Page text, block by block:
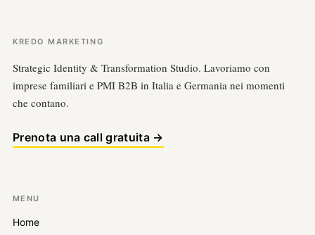
KREDO MARKETING
Strategic Identity & Transformation Studio. Lavoriamo con
imprese familiari e PMI B2B in Italia e Germania nei momenti
che contano.
Prenota una call gratuita →
MENU
Home